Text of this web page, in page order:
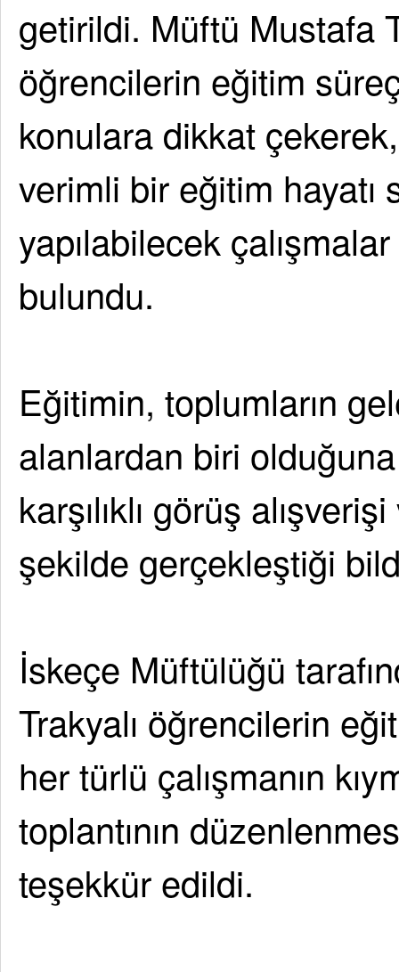
getirildi. Müftü Mustafa
öğrencilerin eğitim
konulara dikkat
verimli bir eğitim hayatı
yapılabilecek
bulundu.
Eğitimin, toplumların
alanlardan biri olduğuna
karşılıklı görüş
şekilde gerçekleştiği
İskeçe Müftülüğü
Trakyalı öğrencilerin
her türlü çalışmanın
toplantının
teşekkür edildi.